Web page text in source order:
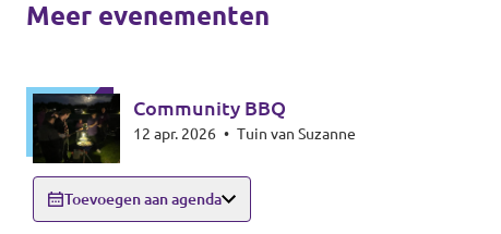
Meer evenementen
Community BBQ
12 apr. 2026 • Tuin van Suzanne
Toevoegen aan agenda